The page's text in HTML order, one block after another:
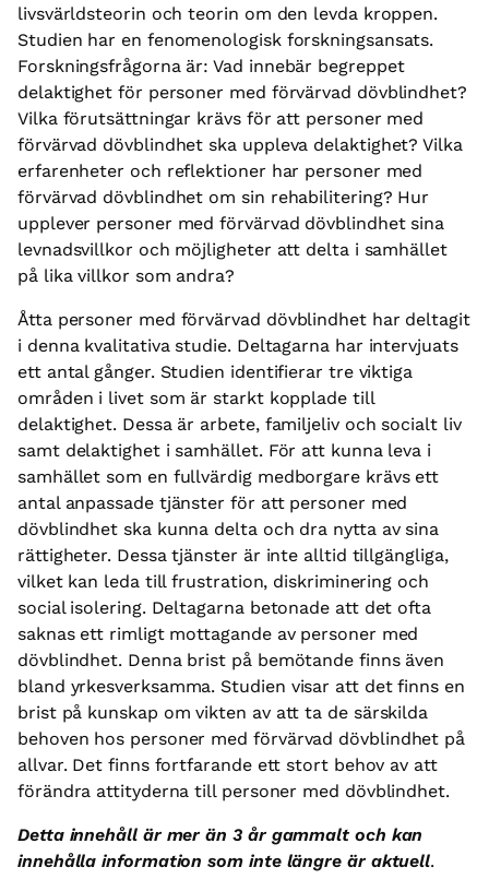
livsvärldsteorin och teorin om den levda kroppen.
Studien har en fenomenologisk forskningsansats.
Forskningsfrågorna är: Vad innebär begreppet
delaktighet för personer med förvärvad dövblindhet?
Vilka förutsättningar krävs för att personer med
förvärvad dövblindhet ska uppleva delaktighet? Vilka
erfarenheter och reflektioner har personer med
förvärvad dövblindhet om sin rehabilitering? Hur
upplever personer med förvärvad dövblindhet sina
levnadsvillkor och möjligheter att delta i samhället
på lika villkor som andra?
Åtta personer med förvärvad dövblindhet har deltagit
i denna kvalitativa studie. Deltagarna har intervjuats
ett antal gånger. Studien identifierar tre viktiga
områden i livet som är starkt kopplade till
delaktighet. Dessa är arbete, familjeliv och socialt liv
samt delaktighet i samhället. För att kunna leva i
samhället som en fullvärdig medborgare krävs ett
antal anpassade tjänster för att personer med
dövblindhet ska kunna delta och dra nytta av sina
rättigheter. Dessa tjänster är inte alltid tillgängliga,
vilket kan leda till frustration, diskriminering och
social isolering. Deltagarna betonade att det ofta
saknas ett rimligt mottagande av personer med
dövblindhet. Denna brist på bemötande finns även
bland yrkesverksamma. Studien visar att det finns en
brist på kunskap om vikten av att ta de särskilda
behoven hos personer med förvärvad dövblindhet på
allvar. Det finns fortfarande ett stort behov av att
förändra attityderna till personer med dövblindhet.
Detta innehåll är mer än 3 år gammalt och kan
innehålla information som inte längre är aktuell.